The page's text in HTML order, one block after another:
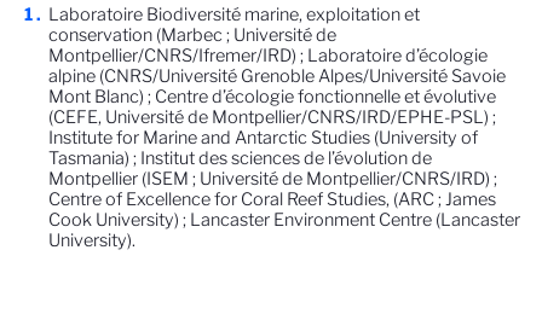
Laboratoire Biodiversité marine, exploitation et
conservation (Marbec ; Université de
Montpellier/CNRS/Ifremer/IRD) ; Laboratoire d’écologie
alpine (CNRS/Université Grenoble Alpes/Université Savoie
Mont Blanc) ; Centre d’écologie fonctionnelle et évolutive
(CEFE, Université de Montpellier/CNRS/IRD/EPHE-PSL) ;
Institute for Marine and Antarctic Studies (University of
Tasmania) ; Institut des sciences de l’évolution de
Montpellier (ISEM ; Université de Montpellier/CNRS/IRD) ;
Centre of Excellence for Coral Reef Studies, (ARC ; James
Cook University) ; Lancaster Environment Centre (Lancaster
University).